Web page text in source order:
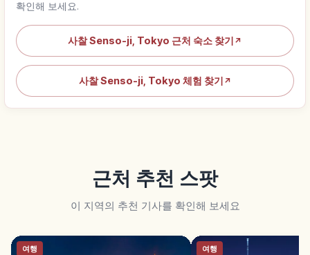
확인해 보세요.
사찰 Senso-ji, Tokyo 근처 숙소 찾기 ↗
사찰 Senso-ji, Tokyo 체험 찾기 ↗
근처 추천 스팟
이 지역의 추천 기사를 확인해 보세요
여행 여행